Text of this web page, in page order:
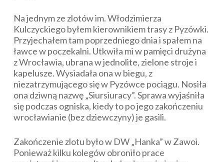
Na jednym ze zlotów im. Włodzimierza
Kulczyckiego byłem kierownikiem trasy z Pyzówki.
Przyjechałem tam poprzedniego dnia i spałem na
ławce w poczekalni. Utkwiła mi w pamięci drużyna
z Wrocławia, ubrana w jednolite, zielone stroje i
kapelusze. Wysiadała ona w biegu, z
niezatrzymującego się w Pyzówce pociągu. Nosiła
ona dziwną nazwę „Siursiuracy”. Sprawa wyjaśniła
się podczas ogniska, kiedy to po jego zakończeniu
wrocławianie (bez dziewczyny) je gasili.
Zakończenie zlotu było w DW „Hanka” w Zawoi.
Ponieważ kilku kolegów obroniło prace